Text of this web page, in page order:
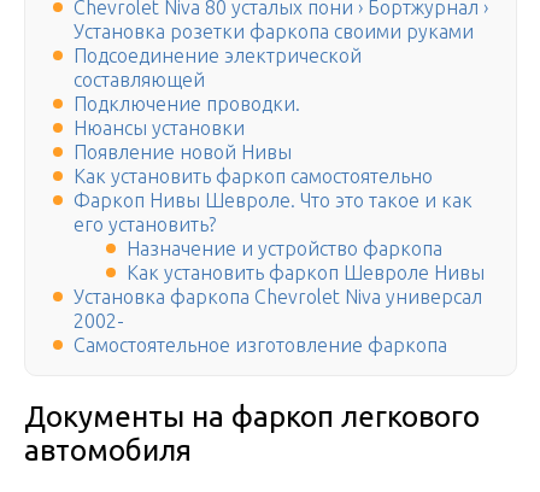
Chevrolet Niva 80 усталых пони › Бортжурнал ›
Установка розетки фаркопа своими руками
Подсоединение электрической
составляющей
Подключение проводки.
Нюансы установки
Появление новой Нивы
Как установить фаркоп самостоятельно
Фаркоп Нивы Шевроле. Что это такое и как
его установить?
Назначение и устройство фаркопа
Как установить фаркоп Шевроле Нивы
Установка фаркопа Chevrolet Niva универсал
2002-
Самостоятельное изготовление фаркопа
Документы на фаркоп легкового
автомобиля